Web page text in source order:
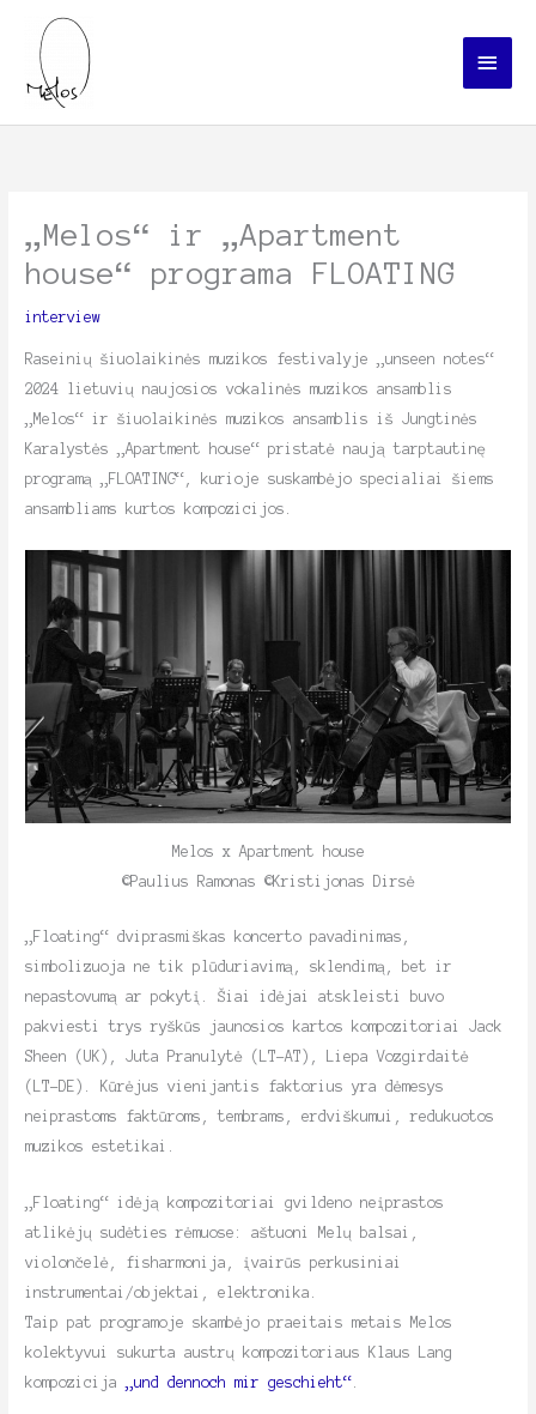
content
Menu
„Melos“ ir „Apartment
house“ programa FLOATING
interview
Raseinių šiuolaikinės muzikos festivalyje „unseen notes“
2024 lietuvių naujosios vokalinės muzikos ansamblis
„Melos“ ir šiuolaikinės muzikos ansamblis iš Jungtinės
Karalystės „Apartment house“ pristatė naują tarptautinę
programą „FLOATING“, kurioje suskambėjo specialiai šiems
ansambliams kurtos kompozicijos.
Melos x Apartment house
©Paulius Ramonas ©Kristijonas Dirsė
„Floating“ dviprasmiškas koncerto pavadinimas,
simbolizuoja ne tik plūduriavimą, sklendimą, bet ir
nepastovumą ar pokytį. Šiai idėjai atskleisti buvo
pakviesti trys ryškūs jaunosios kartos kompozitoriai Jack
Sheen (UK), Juta Pranulytė (LT-AT), Liepa Vozgirdaitė
(LT-DE). Kūrėjus vienijantis faktorius yra dėmesys
neiprastoms faktūroms, tembrams, erdviškumui, redukuotos
muzikos estetikai.
„Floating“ idėją kompozitoriai gvildeno neįprastos
atlikėjų sudėties rėmuose: aštuoni Melų balsai,
violončelė, fisharmonija, įvairūs perkusiniai
instrumentai/objektai, elektronika.
Taip pat programoje skambėjo praeitais metais Melos
kolektyvui sukurta austrų kompozitoriaus Klaus Lang
kompozicija
„und dennoch mir geschieht“